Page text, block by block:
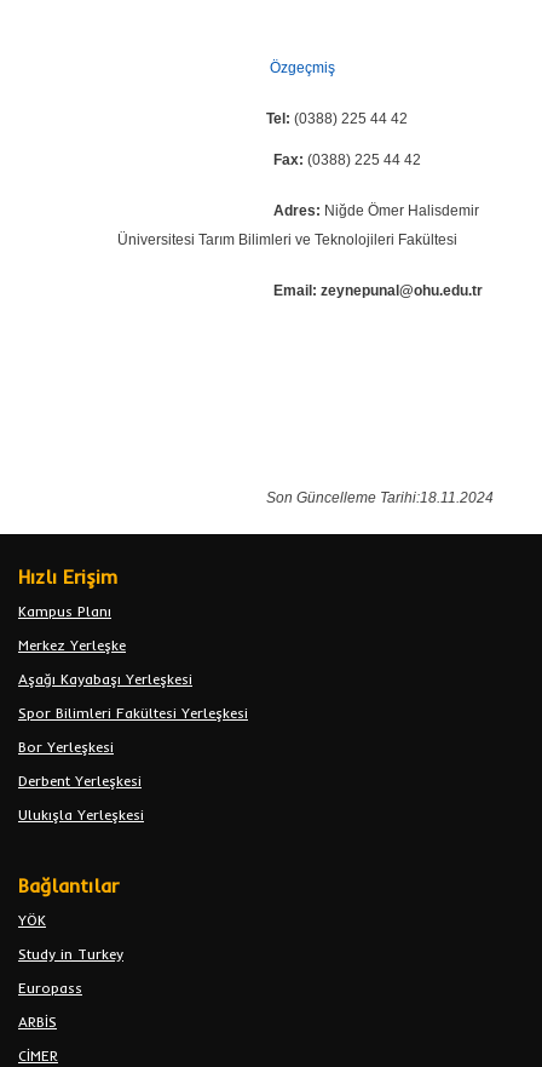
Özgeçmiş
Tel: (0388) 225 44 42
Fax: (0388) 225 44 42
Adres: Niğde Ömer Halisdemir
Üniversitesi Tarım Bilimleri ve Teknolojileri Fakültesi
Email: zeynepunal@ohu.edu.tr
Son Güncelleme Tarihi:18.11.2024
Hızlı Erişim
Kampus Planı
Merkez Yerleşke
Aşağı Kayabaşı Yerleşkesi
Spor Bilimleri Fakültesi Yerleşkesi
Bor Yerleşkesi
Derbent Yerleşkesi
Ulukışla Yerleşkesi
Bağlantılar
YÖK
Study in Turkey
Europass
ARBİS
CİMER